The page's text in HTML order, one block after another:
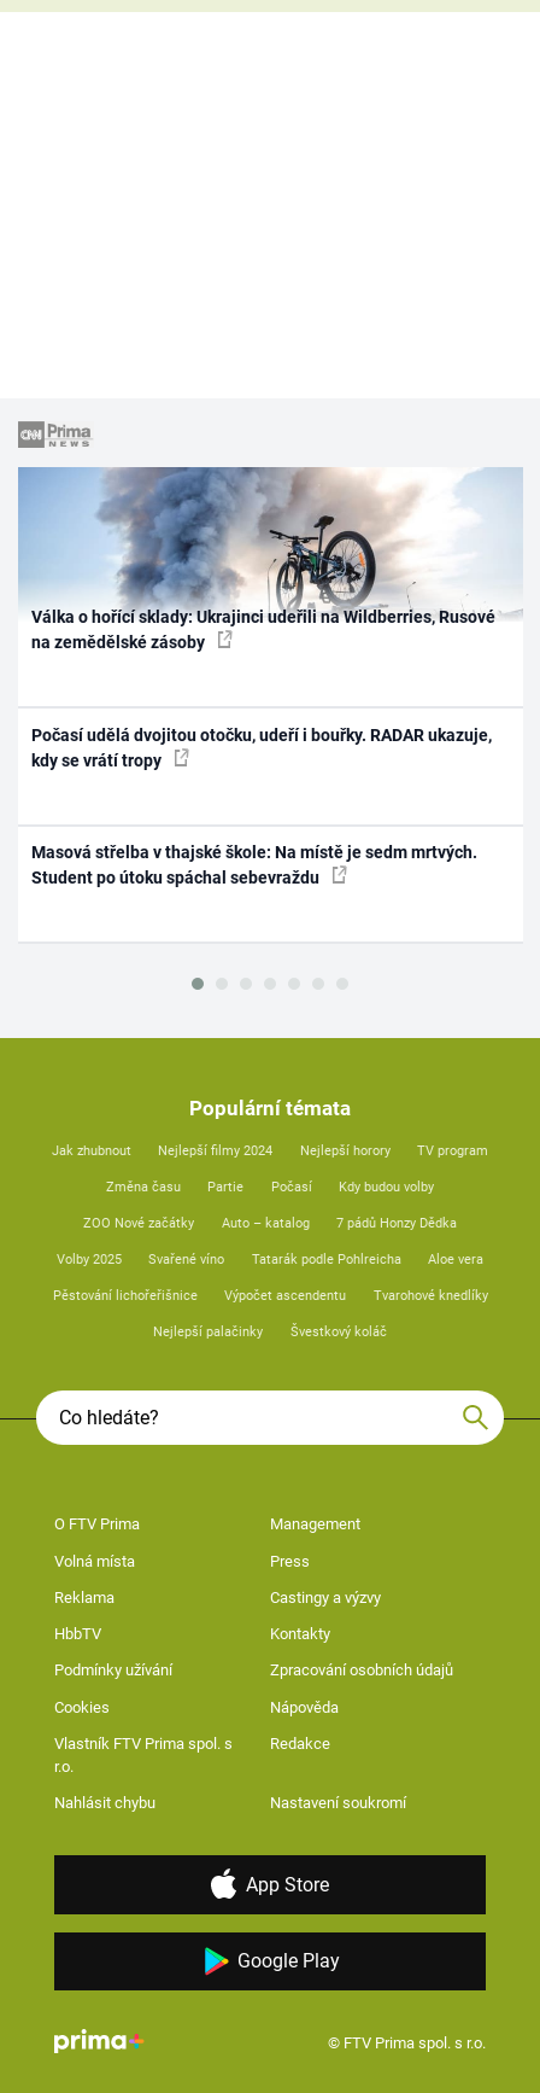
Válka o hořící sklady: Ukrajinci udeřili na Wildberries, Rusové
na zemědělské zásoby
Počasí udělá dvojitou otočku, udeří i bouřky. RADAR ukazuje,
kdy se vrátí tropy
Masová střelba v thajské škole: Na místě je sedm mrtvých.
Student po útoku spáchal sebevraždu
Populární témata
Jak zhubnout Nejlepší filmy 2024 Nejlepší horory TV program
Změna času Partie Počasí Kdy budou volby
ZOO Nové začátky Auto – katalog 7 pádů Honzy Dědka
Volby 2025 Svařené víno Tatarák podle Pohlreicha Aloe vera
Pěstování lichořeřišnice Výpočet ascendentu Tvarohové knedlíky
Nejlepší palačinky Švestkový koláč
O FTV Prima Management
Volná místa Press
Reklama Castingy a výzvy
HbbTV Kontakty
Podmínky užívání Zpracování osobních údajů
Cookies Nápověda
Vlastník FTV Prima spol. s
r.o.
Redakce
Nahlásit chybu Nastavení soukromí
App Store
Google Play
© FTV Prima spol. s r.o.